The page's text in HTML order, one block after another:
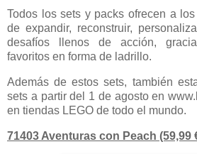
Todos los sets y packs ofrecen a
de expandir, reconstruir,
desafíos llenos de acción,
favoritos en forma de ladrillo.
Además de estos sets, también
sets a partir del 1 de agosto en
en tiendas LEGO de todo el mundo.
71403 Aventuras con Peach (59,99